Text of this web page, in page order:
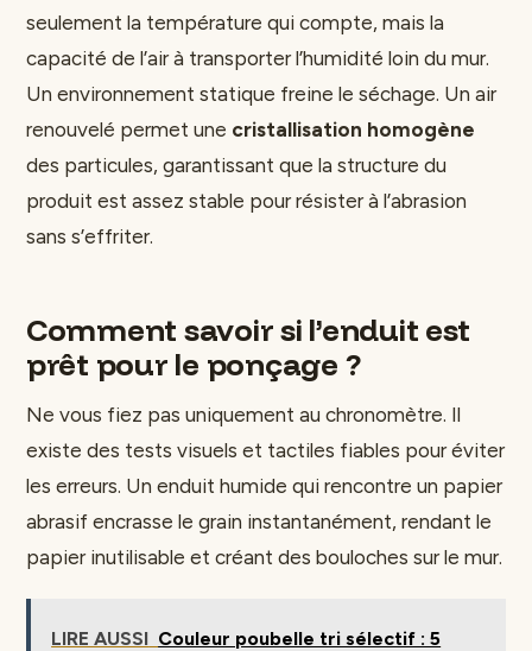
seulement la température qui compte, mais la
capacité de l’air à transporter l’humidité loin du mur.
Un environnement statique freine le séchage. Un air
renouvelé permet une cristallisation homogène
des particules, garantissant que la structure du
produit est assez stable pour résister à l’abrasion
sans s’effriter.
Comment savoir si l’enduit est
prêt pour le ponçage ?
Ne vous fiez pas uniquement au chronomètre. Il
existe des tests visuels et tactiles fiables pour éviter
les erreurs. Un enduit humide qui rencontre un papier
abrasif encrasse le grain instantanément, rendant le
papier inutilisable et créant des bouloches sur le mur.
LIRE AUSSI Couleur poubelle tri sélectif : 5